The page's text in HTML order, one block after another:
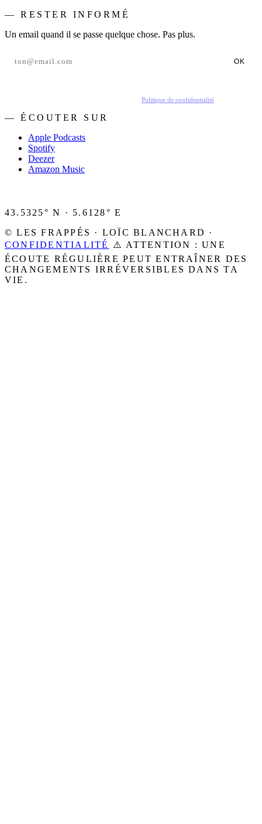
— RESTER INFORMÉ
Un email quand il se passe quelque chose. Pas plus.
OK
Politique de confidentialité
— ÉCOUTER SUR
Apple Podcasts
Spotify
Deezer
Amazon Music
43.5325° N · 5.6128° E
© LES FRAPPÉS · LOÏC BLANCHARD ·
CONFIDENTIALITÉ
⚠️ ATTENTION : UNE
ÉCOUTE RÉGULIÈRE PEUT ENTRAÎNER DES
CHANGEMENTS IRRÉVERSIBLES DANS TA
VIE.